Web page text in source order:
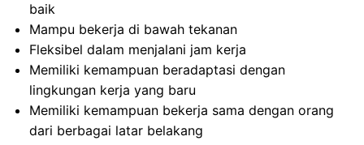
baik
Mampu bekerja di bawah tekanan
Fleksibel dalam menjalani jam kerja
Memiliki kemampuan beradaptasi dengan
lingkungan kerja yang baru
Memiliki kemampuan bekerja sama dengan orang
dari berbagai latar belakang